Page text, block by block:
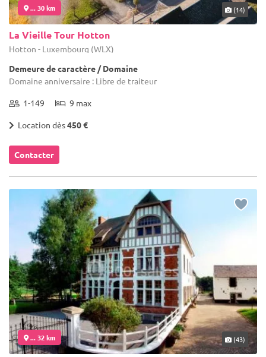
... 30 km (14)
La Vieille Tour Hotton
Hotton - Luxembourg (WLX)
Demeure de caractère / Domaine
Domaine anniversaire : Libre de traiteur
1-149 9 max
Location dès450 €
Contacter
... 32 km (43)